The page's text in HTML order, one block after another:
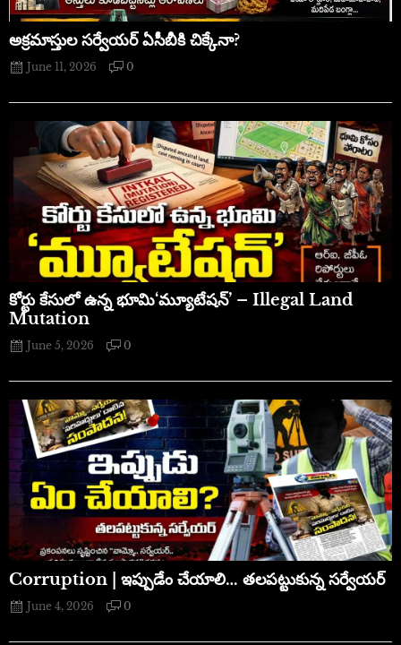
అక్రమాస్తుల సర్వేయర్ ఏసీబీకి చిక్కేనా?
June 11, 2026 0
​కోర్టు కేసులో ఉన్న భూమి‘మ్యూటేషన్’ – Illegal Land
Mutation
June 5, 2026 0
Corruption | ఇప్పుడేం చేయాలి… తలపట్టుకున్న సర్వేయర్
June 4, 2026 0